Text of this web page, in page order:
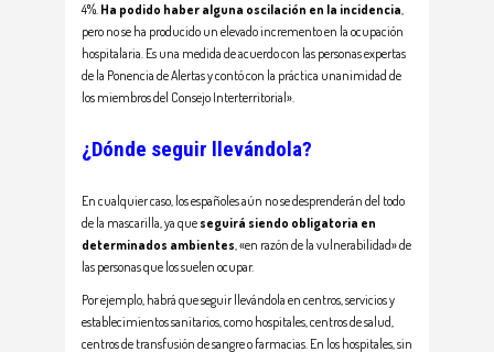
4%. Ha podido haber alguna oscilación en la incidencia,
pero no se ha producido un elevado incremento en la ocupación
hospitalaria. Es una medida de acuerdo con las personas expertas
de la Ponencia de Alertas y contó con la práctica unanimidad de
los miembros del Consejo Interterritorial».
¿Dónde seguir llevándola?
En cualquier caso, los españoles aún no se desprenderán del todo
de la mascarilla, ya que seguirá siendo obligatoria en
determinados ambientes, «en razón de la vulnerabilidad» de
las personas que los suelen ocupar.
Por ejemplo, habrá que seguir llevándola en centros, servicios y
establecimientos sanitarios, como hospitales, centros de salud,
centros de transfusión de sangre o farmacias. En los hospitales, sin